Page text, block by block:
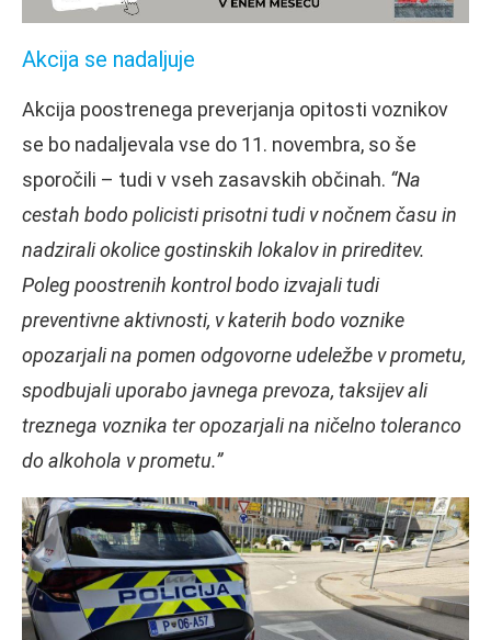
Akcija se nadaljuje
Akcija poostrenega preverjanja opitosti voznikov
se bo nadaljevala vse do 11. novembra, so še
sporočili – tudi v vseh zasavskih občinah. “Na
cestah bodo policisti prisotni tudi v nočnem času in
nadzirali okolice gostinskih lokalov in prireditev.
Poleg poostrenih kontrol bodo izvajali tudi
preventivne aktivnosti, v katerih bodo voznike
opozarjali na pomen odgovorne udeležbe v prometu,
spodbujali uporabo javnega prevoza, taksijev ali
treznega voznika ter opozarjali na ničelno toleranco
do alkohola v prometu.”